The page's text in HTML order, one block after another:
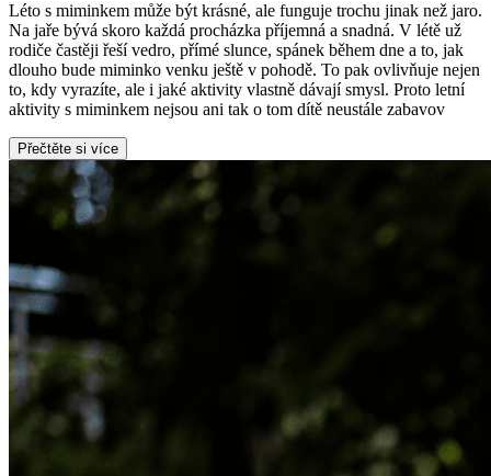
Léto s miminkem může být krásné, ale funguje trochu jinak než jaro.
Na jaře bývá skoro každá procházka příjemná a snadná. V létě už
rodiče častěji řeší vedro, přímé slunce, spánek během dne a to, jak
dlouho bude miminko venku ještě v pohodě. To pak ovlivňuje nejen
to, kdy vyrazíte, ale i jaké aktivity vlastně dávají smysl. Proto letní
aktivity s miminkem nejsou ani tak o tom dítě neustále zabavov
Přečtěte si více